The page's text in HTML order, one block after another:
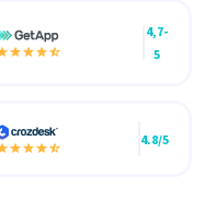
4,7-
5
4.8/5